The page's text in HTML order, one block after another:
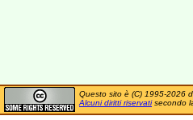
Questo sito è (C) 1995-2026
Alcuni diritti riservatisecondo